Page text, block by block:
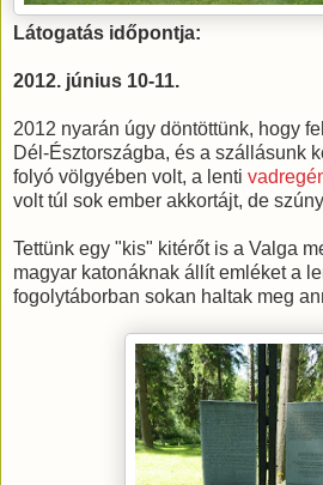
Látogatás időpontja:
2012. június 10-11.
2012 nyarán úgy döntöttünk, hogy
Dél-Észtországba, és a szállásunk
folyó völgyében volt, a lenti
volt túl sok ember akkortájt, de
Tettünk egy "kis" kitérőt is a Valga
magyar katonáknak állít emléket a
fogolytáborban sokan haltak meg